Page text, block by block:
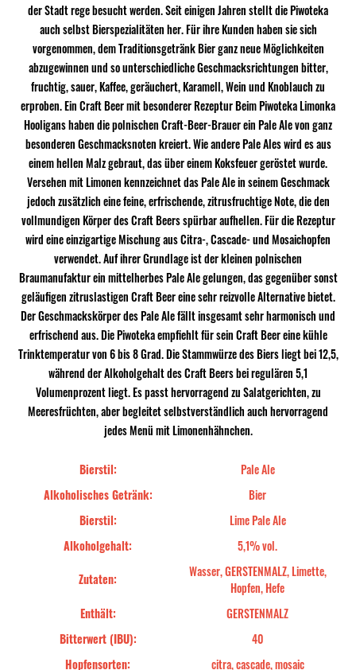
der Stadt rege besucht werden. Seit einigen Jahren stellt die Piwoteka
auch selbst Bierspezialitäten her. Für ihre Kunden haben sie sich
vorgenommen, dem Traditionsgetränk Bier ganz neue Möglichkeiten
abzugewinnen und so unterschiedliche Geschmacksrichtungen bitter,
fruchtig, sauer, Kaffee, geräuchert, Karamell, Wein und Knoblauch zu
erproben. Ein Craft Beer mit besonderer Rezeptur Beim Piwoteka Limonka
Hooligans haben die polnischen Craft-Beer-Brauer ein Pale Ale von ganz
besonderen Geschmacksnoten kreiert. Wie andere Pale Ales wird es aus
einem hellen Malz gebraut, das über einem Koksfeuer geröstet wurde.
Versehen mit Limonen kennzeichnet das Pale Ale in seinem Geschmack
jedoch zusätzlich eine feine, erfrischende, zitrusfruchtige Note, die den
vollmundigen Körper des Craft Beers spürbar aufhellen. Für die Rezeptur
wird eine einzigartige Mischung aus Citra-, Cascade- und Mosaichopfen
verwendet. Auf ihrer Grundlage ist der kleinen polnischen
Braumanufaktur ein mittelherbes Pale Ale gelungen, das gegenüber sonst
geläufigen zitruslastigen Craft Beer eine sehr reizvolle Alternative bietet.
Der Geschmackskörper des Pale Ale fällt insgesamt sehr harmonisch und
erfrischend aus. Die Piwoteka empfiehlt für sein Craft Beer eine kühle
Trinktemperatur von 6 bis 8 Grad. Die Stammwürze des Biers liegt bei 12,5,
während der Alkoholgehalt des Craft Beers bei regulären 5,1
Volumenprozent liegt. Es passt hervorragend zu Salatgerichten, zu
Meeresfrüchten, aber begleitet selbstverständlich auch hervorragend
jedes Menü mit Limonenhähnchen.
Bierstil:
Pale Ale
Alkoholisches Getränk:
Bier
Bierstil:
Lime Pale Ale
Alkoholgehalt:
5,1% vol.
Zutaten:
Wasser, GERSTENMALZ, Limette,
Hopfen, Hefe
Enthält:
GERSTENMALZ
Bitterwert (IBU):
40
Hopfensorten:
citra, cascade, mosaic